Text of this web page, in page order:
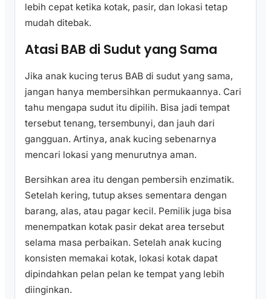
lebih cepat ketika kotak, pasir, dan lokasi tetap
mudah ditebak.
Atasi BAB di Sudut yang Sama
Jika anak kucing terus BAB di sudut yang sama,
jangan hanya membersihkan permukaannya. Cari
tahu mengapa sudut itu dipilih. Bisa jadi tempat
tersebut tenang, tersembunyi, dan jauh dari
gangguan. Artinya, anak kucing sebenarnya
mencari lokasi yang menurutnya aman.
Bersihkan area itu dengan pembersih enzimatik.
Setelah kering, tutup akses sementara dengan
barang, alas, atau pagar kecil. Pemilik juga bisa
menempatkan kotak pasir dekat area tersebut
selama masa perbaikan. Setelah anak kucing
konsisten memakai kotak, lokasi kotak dapat
dipindahkan pelan pelan ke tempat yang lebih
diinginkan.